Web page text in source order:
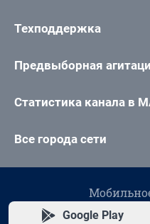
Техподдержка
Предвыборная
Статистика канала в
Все города сети
Google Play